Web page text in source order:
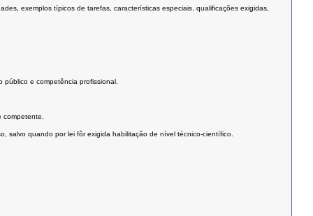
exemplos típicos de tarefas, características especiais, qualificações exigidas,
e competência profissional.
salvo quando por lei fôr exigida habilitação de nível técnico-científico.